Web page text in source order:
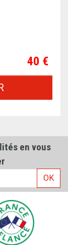
Prix
40 €
en vous
OK